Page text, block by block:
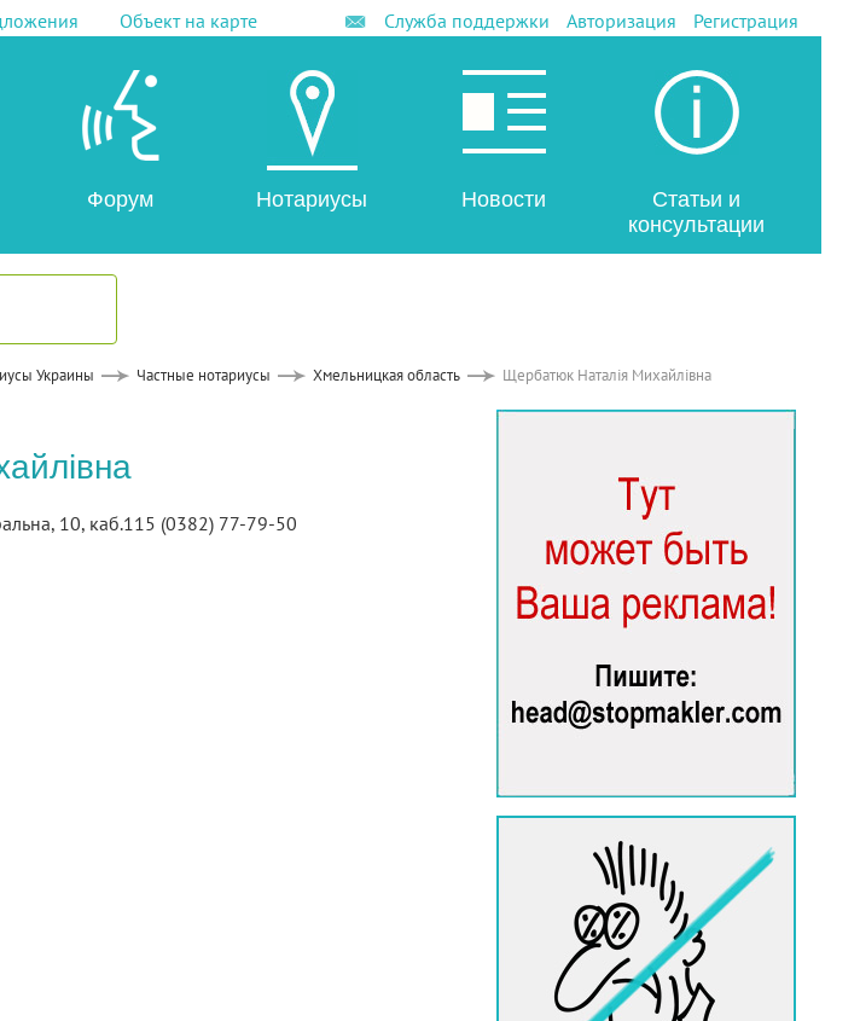
Объект на карте Служба поддержки Авторизация Регистрация
Форум Нотариусы Новости
Статьи и
консультации
Украины Частные нотариусы Хмельницкая область Щербатюк Наталія Михайлівна
10, каб.115 (0382) 77-79-50